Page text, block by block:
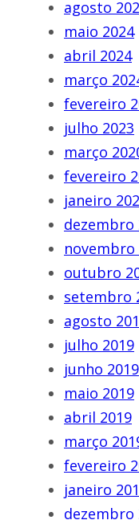
agosto
maio 2024
abril 2024
março
fevereiro
julho 2023
março
fevereiro
janeiro
dezembro
novembro
outubro
setembro
agosto
julho 2019
junho 2019
maio 2019
abril 2019
março
fevereiro
janeiro
dezembro